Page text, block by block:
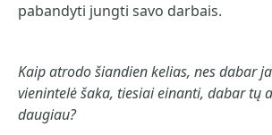
pabandyti jungti savo darbais.
Kaip atrodo šiandien kelias, nes dabar
vienintelė šaka, tiesiai einanti, dabar tų
daugiau?